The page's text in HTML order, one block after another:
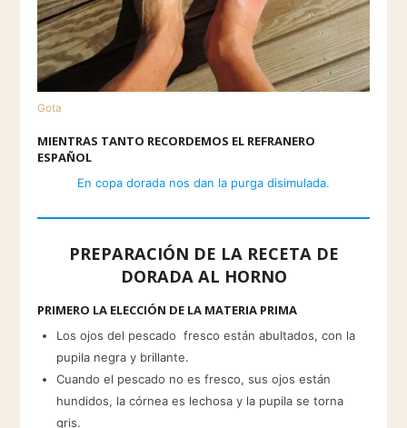
Gota
MIENTRAS TANTO RECORDEMOS EL REFRANERO
ESPAÑOL
En copa dorada nos dan la purga disimulada.
PREPARACIÓN DE LA RECETA DE
DORADA AL HORNO
PRIMERO LA ELECCIÓN DE LA MATERIA PRIMA
Los ojos del pescado fresco están abultados, con la
pupila negra y brillante.
Cuando el pescado no es fresco, sus ojos están
hundidos, la córnea es lechosa y la pupila se torna
gris.